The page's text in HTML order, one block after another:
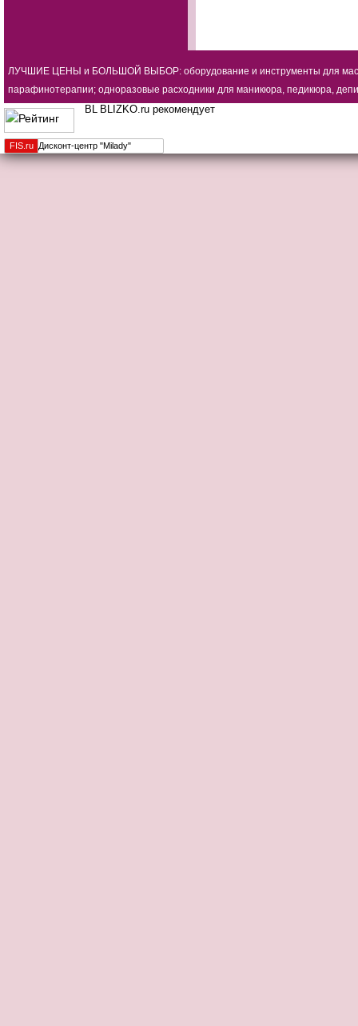
ЛУЧШИЕ ЦЕНЫ и БОЛЬШОЙ ВЫБОР: оборудование и инструменты для
парафинотерапии; одноразовые расходники для маникюра, педикюра,
BLIZKO.ru рекомендует
FIS. ru Дисконт-центр "Milady"